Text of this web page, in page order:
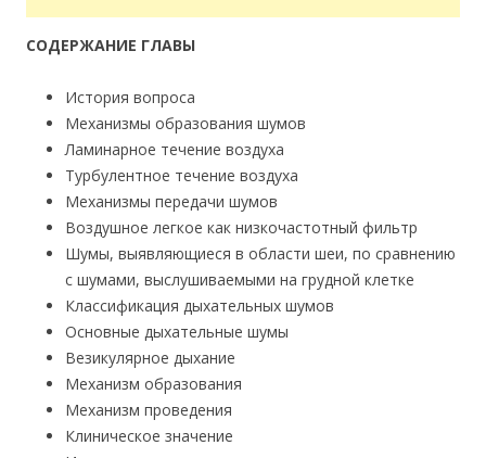
СОДЕРЖАНИЕ ГЛАВЫ
История вопроса
Механизмы образования шумов
Ламинарное течение воздуха
Турбулентное течение воздуха
Механизмы передачи шумов
Воздушное легкое как низкочастотный фильтр
Шумы, выявляющиеся в области шеи, по сравнению
с шумами, выслушиваемыми на грудной клетке
Классификация дыхательных шумов
Основные дыхательные шумы
Везикулярное дыхание
Механизм образования
Механизм проведения
Клиническое значение